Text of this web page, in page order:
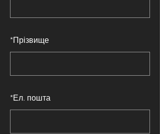
*Прізвище
*Ел. пошта